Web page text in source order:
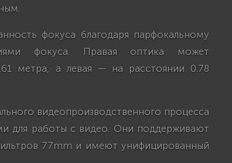
фокуса благодаря парфокальному
фокуса. Правая оптика может
метра, а левая — на расстоянии 0.78
видеопроизводственного процесса
для работы с видео. Они поддерживают
77mm и имеют унифицированный